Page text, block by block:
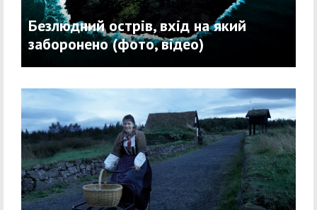
Безлюдний острів, вхід на який
заборонено (фото, відео)